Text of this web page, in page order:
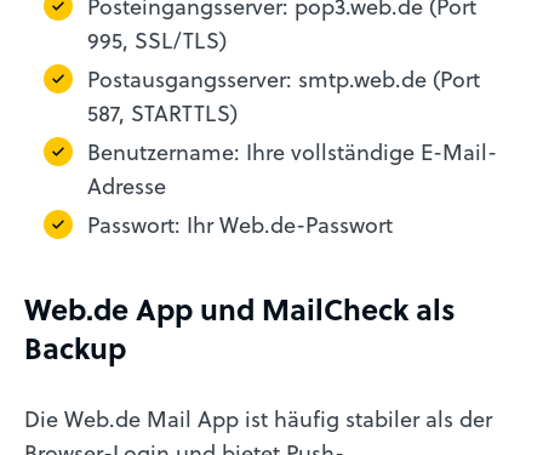
995, SSL/TLS)
Postausgangsserver: smtp.web.de (Port
587, STARTTLS)
Benutzername: Ihre vollständige E-Mail-
Adresse
Passwort: Ihr Web.de-Passwort
Web.de App und MailCheck als
Backup
Die Web.de Mail App ist häufig stabiler als der